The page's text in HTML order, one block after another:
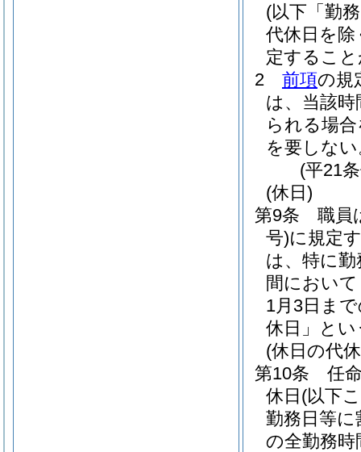
(以下「勤
代休日を除
定するこ
2
前項の規
は、当該
られる場
を要しな
(平21
(休日)
第9条
職員
号)に規定
は、特に
間におい
1月3日ま
休日」とい
(休日の代
第10条
任
休日 (以下
勤務日等
の全勤務